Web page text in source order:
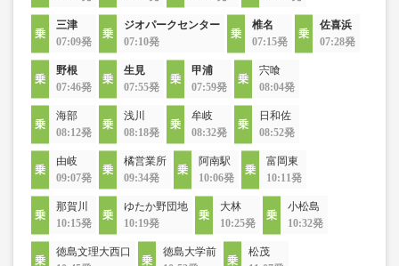
三津
07:09発
ジオパークセンター
07:10発
椎名
07:15発
佐喜浜
07:28発
野根
07:46発
生見
07:55発
甲浦
07:59発
宍喰
08:04発
海部
08:12発
浅川
08:18発
牟岐
08:32発
日和佐
08:52発
由岐
09:07発
橘営業所
09:34発
阿南駅
10:06発
富岡東
10:11発
那賀川
10:15発
ゆたか野団地
10:19発
大林
10:25発
小松島
10:32発
徳島文理大西口
徳島大学前
松茂